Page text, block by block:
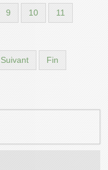
9 10 11
Suivant Fin